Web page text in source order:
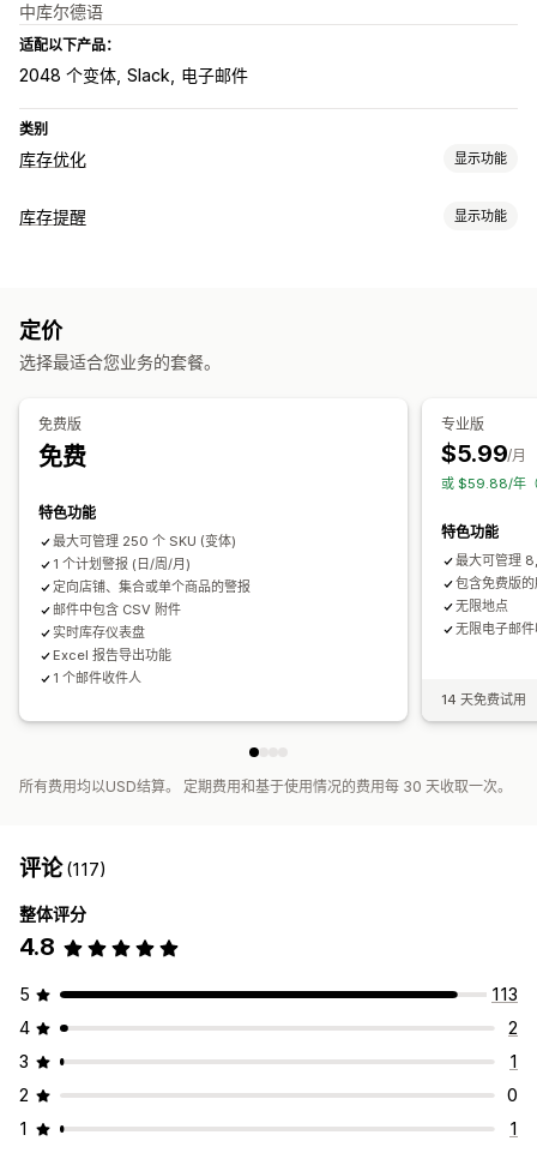
中库尔德语
适配以下产品：
2048 个变体 Slack 电子邮件
类别
库存优化 显示功能
库存管理
通知和分析
重新入库通知 补货提醒
库存提醒 显示功能
自定义提醒
分析和报告
定价
选择最适合您业务的套餐。
免费版
免费
特色功能
最大可管理 250 个 SKU (变体)
1 个计划警报 (日/周/月)
定向店铺、集合或单个商品的警报
邮件中包含 CSV 附件
实时库存仪表盘
Excel 报告导出功能
1 个邮件收件人
专业版
$5.99/月
或 $59.88/年
特色功能
最大可管理
包含免费版
无限地点
无限电子邮
14 天免费试用
所有费用均以USD结算。 定期费用和基于使用情况的费用每 30 天收取一次。
评论(117)
整体评分
4.8
5
113
4
2
3
1
2
0
1
1